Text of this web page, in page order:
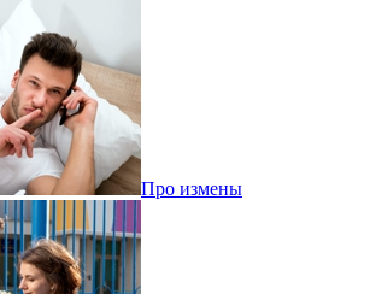
Про измены